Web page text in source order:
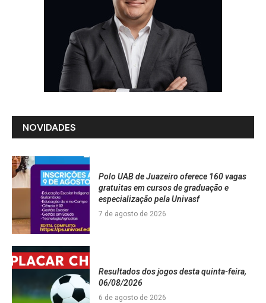
NOVIDADES
Polo UAB de Juazeiro oferece 160 vagas
gratuitas em cursos de graduação e
especialização pela Univasf
7 de agosto de 2026
Resultados dos jogos desta quinta-feira,
06/08/2026
6 de agosto de 2026